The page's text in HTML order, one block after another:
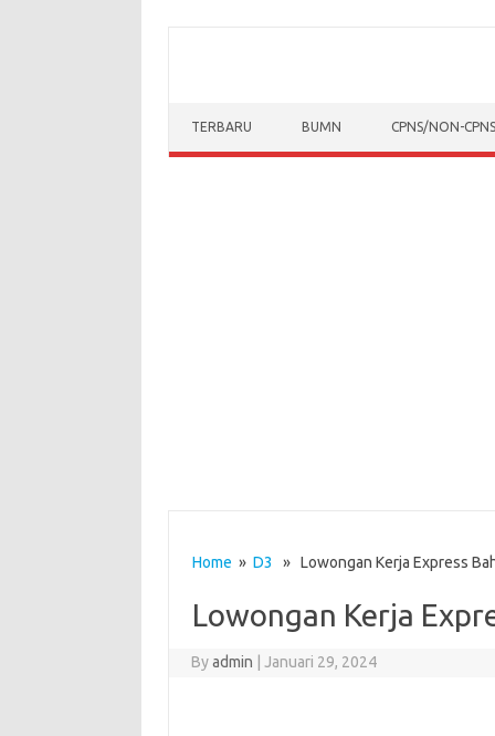
TERBARU BUMN CPNS/NON-CPNS
Home » D3 » Lowongan Kerja Express
Lowongan Kerja
Byadmin Januari 29, 2024